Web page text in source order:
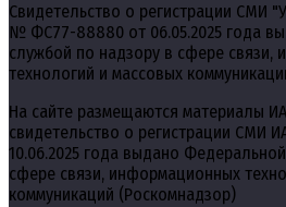
Свидетельство о регистрации СМИ
№ ФС77-88880 от 06.05.2025 года
службой по надзору в сфере связи,
технологий и массовых
На сайте размещаются материалы
свидетельство о регистрации СМИ
10.06.2025 года выдано
сфере связи, информационных
коммуникаций (Роскомнадзор)